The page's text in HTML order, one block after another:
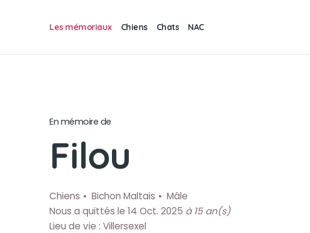
Les mémoriaux Chiens Chats NAC
En mémoire de
Filou
Chiens Bichon Maltais
Mâle
Nous a quittés le 14 Oct. 2025 à 15 an(s)
Lieu de vie : Villersexel